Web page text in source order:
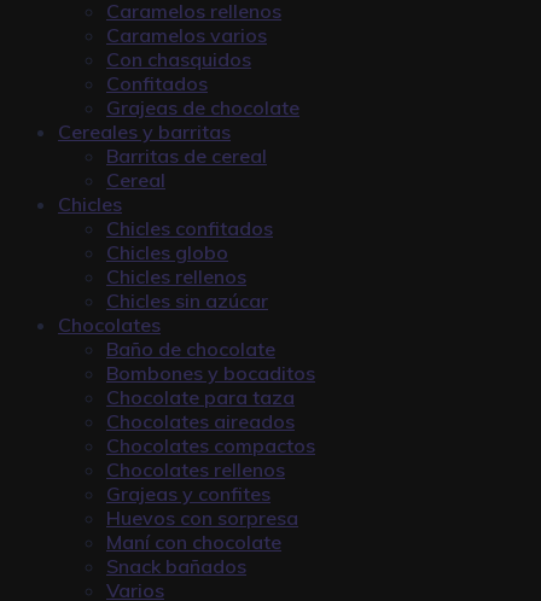
Caramelos rellenos
Caramelos varios
Con chasquidos
Confitados
Grajeas de chocolate
Cereales y barritas
Barritas de cereal
Cereal
Chicles
Chicles confitados
Chicles globo
Chicles rellenos
Chicles sin azúcar
Chocolates
Baño de chocolate
Bombones y bocaditos
Chocolate para taza
Chocolates aireados
Chocolates compactos
Chocolates rellenos
Grajeas y confites
Huevos con sorpresa
Maní con chocolate
Snack bañados
Varios